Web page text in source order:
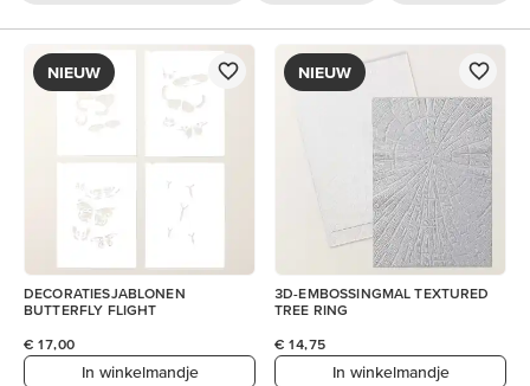
NIEUW
DECORATIESJABLONEN
BUTTERFLY FLIGHT
€ 17,00
In winkelmandje
NIEUW
3D-EMBOSSINGMAL TEXTURED
TREE RING
€ 14,75
In winkelmandje